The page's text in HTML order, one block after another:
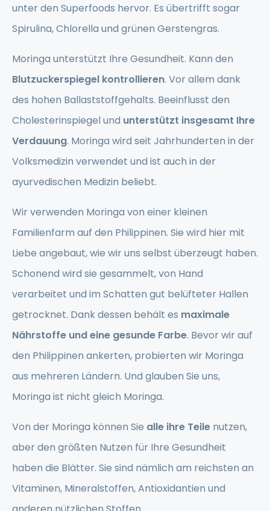
unter den Superfoods hervor. Es übertrifft sogar
Spirulina, Chlorella und grünen Gerstengras.
Moringa unterstützt Ihre Gesundheit. Kann den
Blutzuckerspiegel kontrollieren. Vor allem dank
des hohen Ballaststoffgehalts. Beeinflusst den
Cholesterinspiegel und unterstützt insgesamt Ihre
Verdauung. Moringa wird seit Jahrhunderten in der
Volksmedizin verwendet und ist auch in der
ayurvedischen Medizin beliebt.
Wir verwenden Moringa von einer kleinen
Familienfarm auf den Philippinen. Sie wird hier mit
Liebe angebaut, wie wir uns selbst überzeugt haben.
Schonend wird sie gesammelt, von Hand
verarbeitet und im Schatten gut belüfteter Hallen
getrocknet. Dank dessen behält es maximale
Nährstoffe und eine gesunde Farbe. Bevor wir auf
den Philippinen ankerten, probierten wir Moringa
aus mehreren Ländern. Und glauben Sie uns,
Moringa ist nicht gleich Moringa.
Von der Moringa können Sie alle ihre Teile nutzen,
aber den größten Nutzen für Ihre Gesundheit
haben die Blätter. Sie sind nämlich am reichsten an
Vitaminen, Mineralstoffen, Antioxidantien und